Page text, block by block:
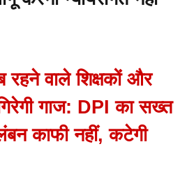
वाले शिक्षकों और
गिरेगी गाज: DPI का सख्त
काफी नहीं, कटेगी